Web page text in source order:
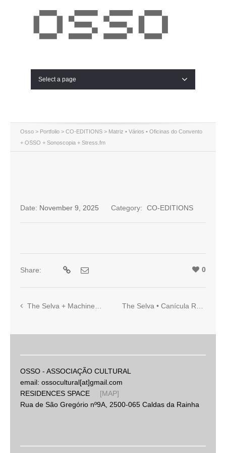
Select a page
Osso > Portfolio > CO-EDITIONS > Matriz • Vários • Oficinas do Convento
+ OSSO + Sonoscopia + Stress.fm
Date: November 9, 2025 Category: CO-EDITIONS
Share: 0
The Selva + Machinefabriek • Barbatrama The Selva • Canícula Rosa
OSSO - ASSOCIAÇÃO CULTURAL
email: ossocultural[at]gmail.com
RESIDENCES SPACE [MAP]
Rua de São Gregório nº9A, 2500-065 Caldas da Rainha